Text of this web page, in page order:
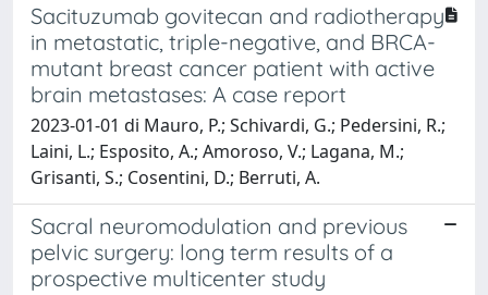
Sacituzumab govitecan and radiotherapy
in metastatic, triple-negative, and BRCA-
mutant breast cancer patient with active
brain metastases: A case report
2023-01-01 di Mauro, P.; Schivardi, G.; Pedersini, R.;
Laini, L.; Esposito, A.; Amoroso, V.; Lagana, M.;
Grisanti, S.; Cosentini, D.; Berruti, A.
Sacral neuromodulation and previous
pelvic surgery: long term results of a
prospective multicenter study